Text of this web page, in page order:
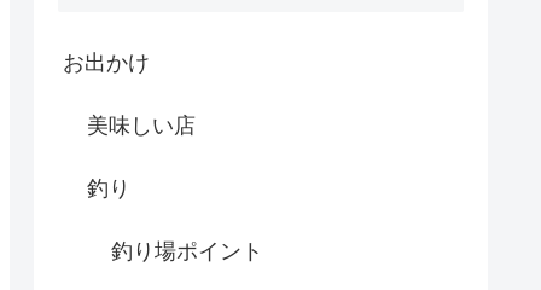
お出かけ
美味しい店
釣り
釣り場ポイント